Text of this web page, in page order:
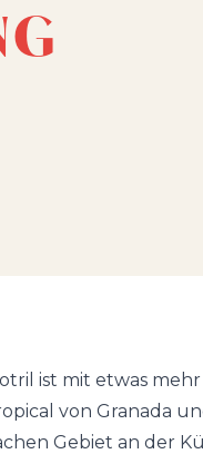
ist mit etwas
von Granada
Gebiet an der